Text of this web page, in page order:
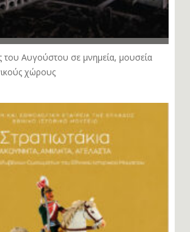
Αυγούστου σε μνημεία, μουσεία
χώρους